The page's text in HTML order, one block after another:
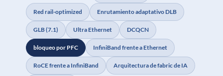
Red rail-optimized Enrutamiento adaptativo DLB
GLB (7.1) Ultra Ethernet DCQCN
bloqueo por PFC InfiniBand frente a Ethernet
RoCE frente a InfiniBand Arquitectura de fabric de IA